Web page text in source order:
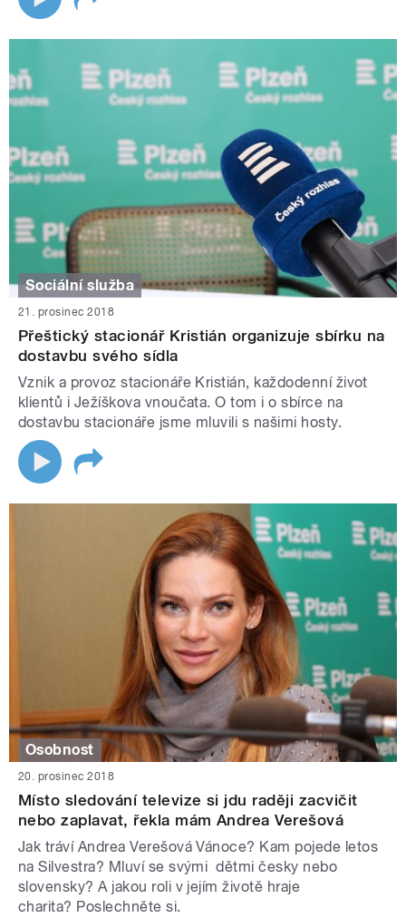
Sociální služba
21. prosinec 2018
Přeštický stacionář Kristián organizuje sbírku na
dostavbu svého sídla
Vznik a provoz stacionáře Kristián, každodenní život
klientů i Ježíškova vnoučata. O tom i o sbírce na
dostavbu stacionáře jsme mluvili s našimi hosty.
Osobnost
20. prosinec 2018
Místo sledování televize si jdu raději zacvičit
nebo zaplavat, řekla mám Andrea Verešová
Jak tráví Andrea Verešová Vánoce? Kam pojede letos
na Silvestra? Mluví se svými dětmi česky nebo
slovensky? A jakou roli v jejím životě hraje
charita? Poslechněte si.